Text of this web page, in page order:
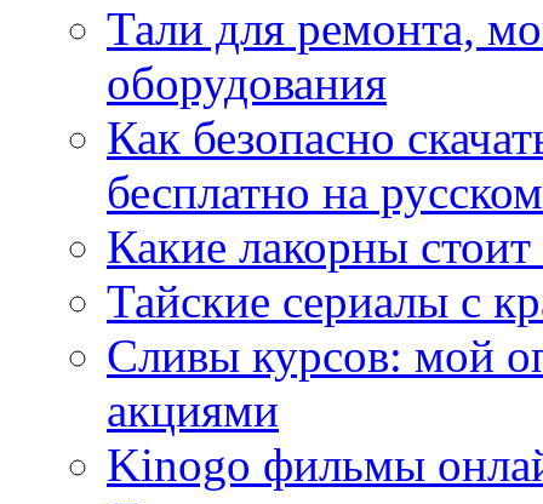
Тали для ремонта,
оборудования
Как безопасно
бесплатно на
Какие лакорны
Тайские сериалы с
Сливы курсов: мой
акциями
Kinogo фильмы